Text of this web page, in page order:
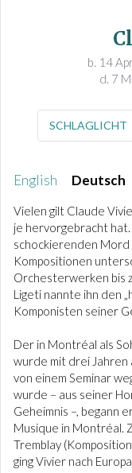
b. 14
d. 7
SCHLAGLICHT
English Deutsch
Vielen gilt Claude
je hervorgebracht
schockierenden
Kompositionen
Orchesterwerken bis
Ligeti nannte ihn den
Komponisten seiner
Der in Montréal als
wurde mit drei Jahren
von einem Seminar
wurde – aus seiner
Geheimnis –, begann
Musique in Montréal.
Tremblay
ging Vivier nach